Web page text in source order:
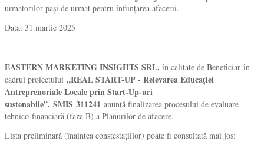
următorilor pași de urmat pentru înființarea afacerii.
Data: 31 martie 2025
EASTERN MARKETING INSIGHTS SRL, în calitate de Beneficiar în
cadrul proiectului „REAL START-UP - Relevarea Educației
Antreprenoriale Locale prin Start-Up-uri
sustenabile”, SMIS 311241 anunță finalizarea procesului de evaluare
tehnico-financiară (faza B) a Planurilor de afacere.
Lista preliminară (înaintea constestațiilor) poate fi consultată mai jos: